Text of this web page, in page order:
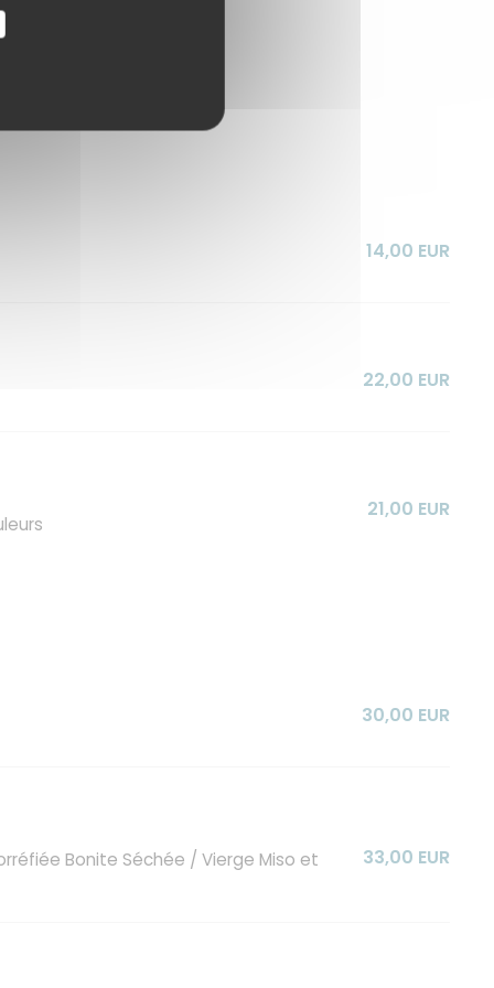
14,00 EUR
22,00 EUR
21,00 EUR
30,00 EUR
Bonite Séchée / Vierge Miso et 33,00 EUR